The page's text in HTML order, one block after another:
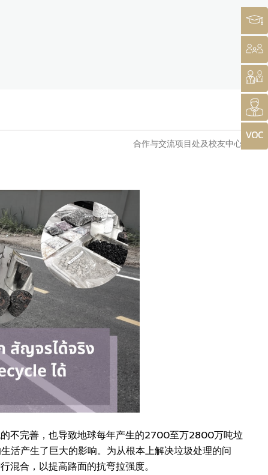
合作与交流项目处及校友中心
不完善，也导致地球每年产生的2700至万2800万吨垃
活产生了巨大的影响。为从根本上解决垃圾处理的问
合，以提高路面的抗弯拉强度。